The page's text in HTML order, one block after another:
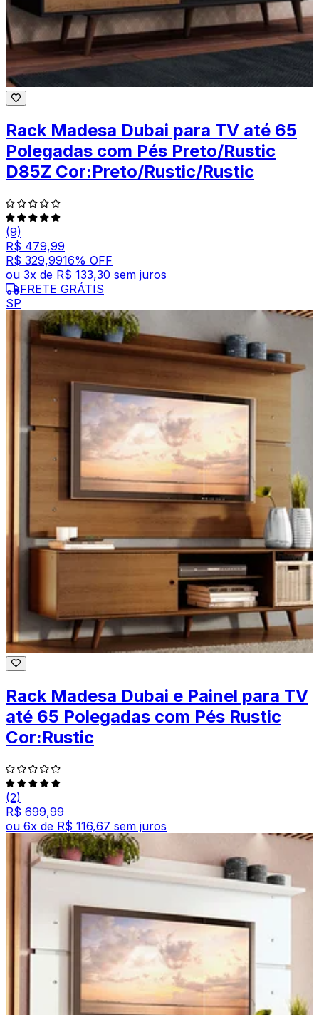
Rack Madesa Dubai para TV até 65
Polegadas com Pés Preto/Rustic
D85Z Cor:Preto/Rustic/Rustic
(9)
R$ 479,99
R$ 329,9916% OFF
ou 3x de R$ 133,30 sem juros
FRETE GRÁTIS
SP
Rack Madesa Dubai e Painel para TV
até 65 Polegadas com Pés Rustic
Cor:Rustic
(2)
R$ 699,99
ou 6x de R$ 116,67 sem juros